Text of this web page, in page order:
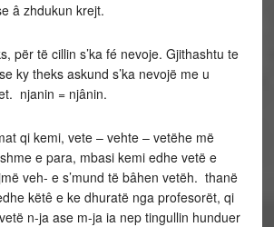
â zhdukun krejt.
për të cillin s’ka fé nevoje. Gjithashtu te
ky theks askund s’ka nevojë me u
njanin = njânin.
qi kemi, vete – vehte – vetëhe më
e para, mbasi kemi edhe vetë e
veh- e s’mund të bâhen vetëh. thanë
këtê e ke dhuratë nga profesorët, qi
n-ja ase m-ja ia nep tingullin hunduer